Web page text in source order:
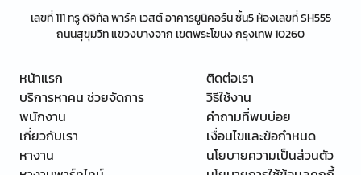
เลขที่ 111 ทรู ดิจิทัล พาร์ค เวสต์ อาคารยูนิคอร์น ชั้น5 ห้องเลขที่ SH555
ถนนสุขุมวิท แขวงบางจาก เขตพระโขนง กรุงเทพ 10260
หน้าแรก
บริการหาคน ช่วยจัดการ
พนักงาน
เกี่ยวกับเรา
หางาน
ติดต่อเรา
วิธีใช้งาน
คำถามที่พบบ่อย
เงื่อนไขและข้อกำหนด
นโยบายความเป็นส่วนตัว